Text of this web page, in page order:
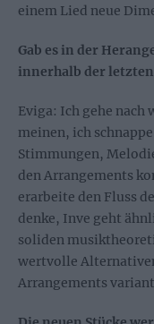
einem Lied neue
Gab es in der
innerhalb der
Eviga: Ich gehe
meinen, ich
Stimmungen,
den Arrangements
erarbeite den Fluss
denke, Inve geht
soliden
wertvolle
Arrangements